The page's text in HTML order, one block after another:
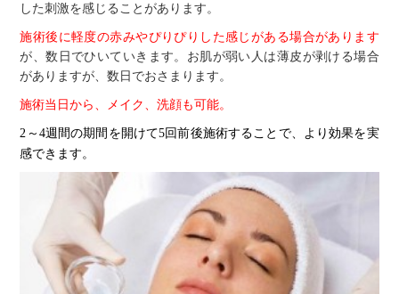
した刺激を感じることがあります。
施術後に軽度の赤みやぴりぴりした感じがある場合があります
が、数日でひいていきます。お肌が弱い人は薄皮が剥ける場合
がありますが、数日でおさまります。
施術当日から、メイク、洗顔も可能。
2 ～ 4週間の期間を開けて5回前後施術することで、より効果を実
感できます。